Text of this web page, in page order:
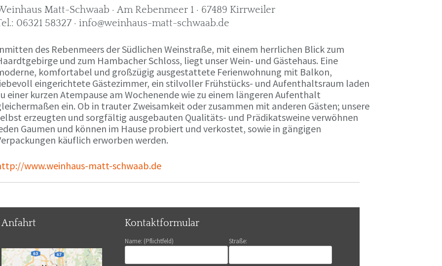
Matt-Schwaab · Am Rebenmeer 1 · 67489 Kirrweiler
06321 58327 · info@weinhaus-matt-schwaab.de
des Rebenmeers der Südlichen Weinstraße, mit einem herrlichen Blick zum
und zum Hambacher Schloss, liegt unser Wein- und Gästehaus. Eine
komfortabel und großzügig ausgestattete Ferienwohnung mit Balkon,
eingerichtete Gästezimmer, ein stilvoller Frühstücks- und Aufenthaltsraum laden
einer kurzen Atempause am Wochenende wie zu einem längeren Aufenthalt
ein. Ob in trauter Zweisamkeit oder zusammen mit anderen Gästen; unsere
erzeugten und sorgfältig ausgebauten Qualitäts- und Prädikatsweine verwöhnen
Gaumen und können im Hause probiert und verkostet, sowie in gängigen
käuflich erworben werden.
www.weinhaus-matt-schwaab.de
Anfahrt Kontaktformular
Name: (Pflichtfeld) Straße: